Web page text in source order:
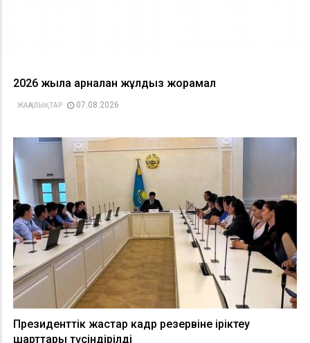
2026 жылға арналған жұлдыз жорамал
ЖАҢАЛЫҚТАР 07.08.2026
Президенттік жастар кадр резервіне іріктеу
шарттары түсіндірілді